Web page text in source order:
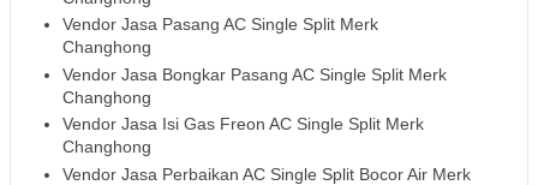
Vendor Jasa Pasang AC Single Split Merk
Changhong
Vendor Jasa Bongkar Pasang AC Single Split Merk
Changhong
Vendor Jasa Isi Gas Freon AC Single Split Merk
Changhong
Vendor Jasa Perbaikan AC Single Split Bocor Air Merk